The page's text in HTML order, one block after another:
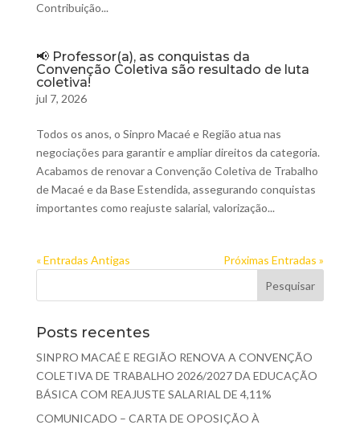
Contribuição...
📢 Professor(a), as conquistas da
Convenção Coletiva são resultado de luta
coletiva!
jul 7, 2026
Todos os anos, o Sinpro Macaé e Região atua nas
negociações para garantir e ampliar direitos da categoria.
Acabamos de renovar a Convenção Coletiva de Trabalho
de Macaé e da Base Estendida, assegurando conquistas
importantes como reajuste salarial, valorização...
« Entradas Antigas Próximas Entradas »
Posts recentes
SINPRO MACAÉ E REGIÃO RENOVA A CONVENÇÃO
COLETIVA DE TRABALHO 2026/2027 DA EDUCAÇÃO
BÁSICA COM REAJUSTE SALARIAL DE 4,11%
COMUNICADO – CARTA DE OPOSIÇÃO À